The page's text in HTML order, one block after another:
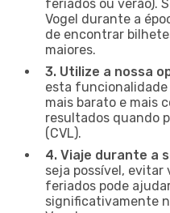
feriados ou verão).
Vogel durante a
de encontrar
maiores.
3. Utilize a nossa
esta
mais barato e mais
resultados quando
(CVL).
4. Viaje durante a
seja possível, evitar
feriados pode
significativamente